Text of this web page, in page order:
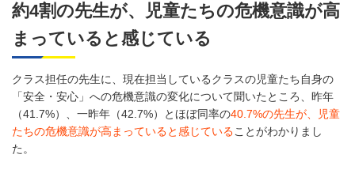
約4割の先生が、児童たちの危機意識が高
まっていると感じている
クラス担任の先生に、現在担当しているクラスの児童たち自身の
「安全・安心」への危機意識の変化について聞いたところ、昨年
（41.7%）、一昨年（42.7%）とほぼ同率の40.7%の先生が、児童
たちの危機意識が高まっていると感じていることがわかりまし
た。